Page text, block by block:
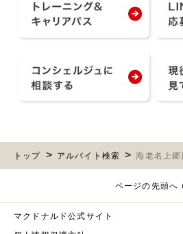
トップ アルバイト検索 海老名上郷
ページの先頭へ
マクドナルド公式サイト